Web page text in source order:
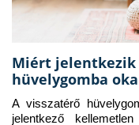
Miért jelentkezik
hüvelygomba
A visszatérő
jelentkező